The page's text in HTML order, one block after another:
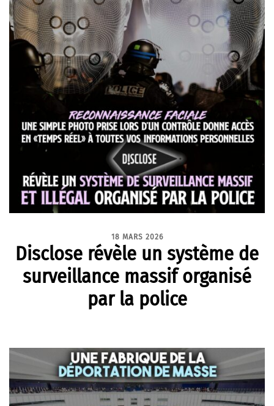
18 MARS 2026
Disclose révèle un système de
surveillance massif organisé
par la police